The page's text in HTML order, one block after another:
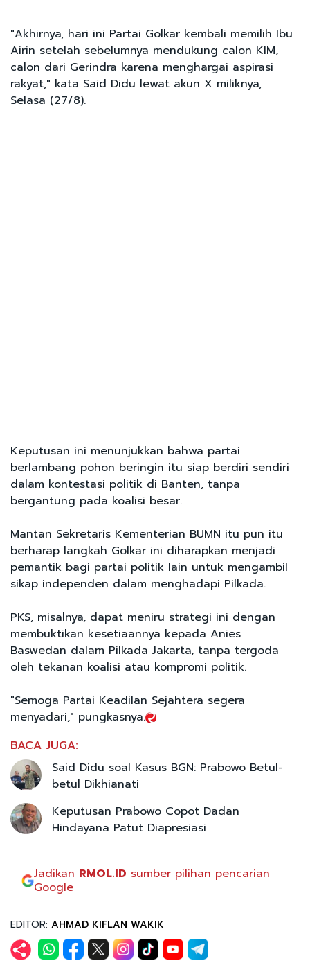
"Akhirnya, hari ini Partai Golkar kembali memilih Ibu
Airin setelah sebelumnya mendukung calon KIM,
calon dari Gerindra karena menghargai aspirasi
rakyat," kata Said Didu lewat akun X miliknya,
Selasa (27/8).
Keputusan ini menunjukkan bahwa partai
berlambang pohon beringin itu siap berdiri sendiri
dalam kontestasi politik di Banten, tanpa
bergantung pada koalisi besar.
Mantan Sekretaris Kementerian BUMN itu pun itu
berharap langkah Golkar ini diharapkan menjadi
pemantik bagi partai politik lain untuk mengambil
sikap independen dalam menghadapi Pilkada.
PKS, misalnya, dapat meniru strategi ini dengan
membuktikan kesetiaannya kepada Anies
Baswedan dalam Pilkada Jakarta, tanpa tergoda
oleh tekanan koalisi atau kompromi politik.
"Semoga Partai Keadilan Sejahtera segera
menyadari," pungkasnya.
BACA JUGA:
Said Didu soal Kasus BGN: Prabowo Betul-
betul Dikhianati
Keputusan Prabowo Copot Dadan
Hindayana Patut Diapresiasi
Jadikan RMOL.ID sumber pilihan pencarian
Google
EDITOR: AHMAD KIFLAN WAKIK